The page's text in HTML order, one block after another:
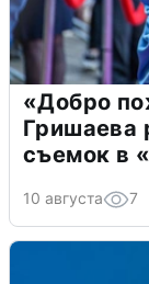
«Добро
Гришаева
съемок в
10 августа 7